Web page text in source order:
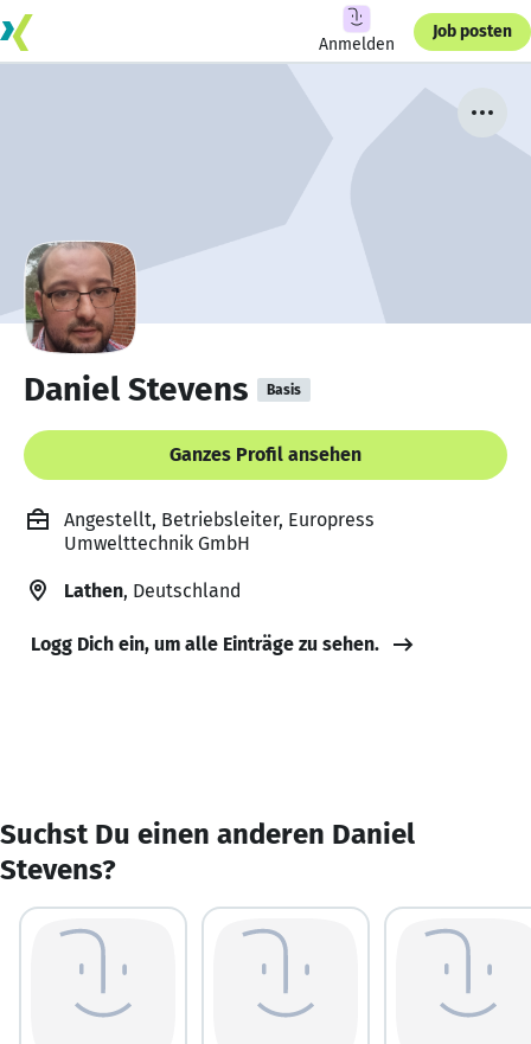
Anmelden
Job posten
Daniel Stevens Basis
Ganzes Profil ansehen
Angestellt, Betriebsleiter, Europress
Umwelttechnik GmbH
Lathen, Deutschland
Logg Dich ein, um alle Einträge zu sehen.
Suchst Du einen anderen Daniel
Stevens?